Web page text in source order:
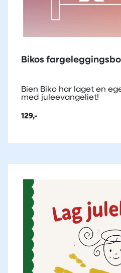
Bikos
Bien Biko har laget en
med juleevangeliet!
129,-